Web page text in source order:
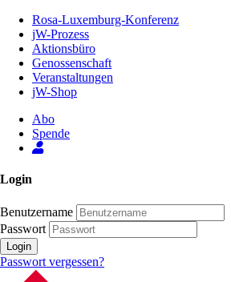
Inhalt
Seite
Rosa-Luxemburg-Konferenz
jW-Prozess
Aktionsbüro
Genossenschaft
Veranstaltungen
jW-Shop
Abo
Spende
Login
Benutzername
Passwort
Login
Passwort vergessen?